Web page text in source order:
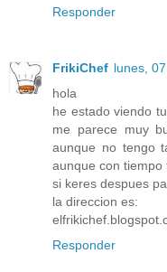
Responder
FrikiChef lunes,
hola
he estado viendo
me parece muy
aunque no tengo
aunque con
si keres despues
la direccion es:
Responder